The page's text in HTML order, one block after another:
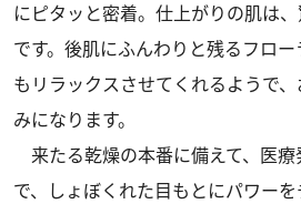
にピタッと密着。仕上がりの肌は
です。後肌にふんわりと残るフロ
もリラックスさせてくれるようで
みになります。
来たる乾燥の本番に備えて、医療
で、しょぼくれた目もとにパワー